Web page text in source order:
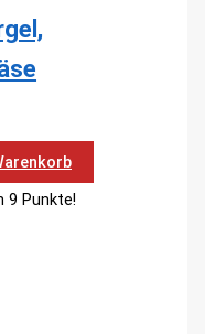
9 Punkte!